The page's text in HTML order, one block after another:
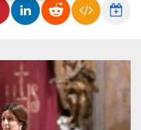
I
Scadenza Descrizione